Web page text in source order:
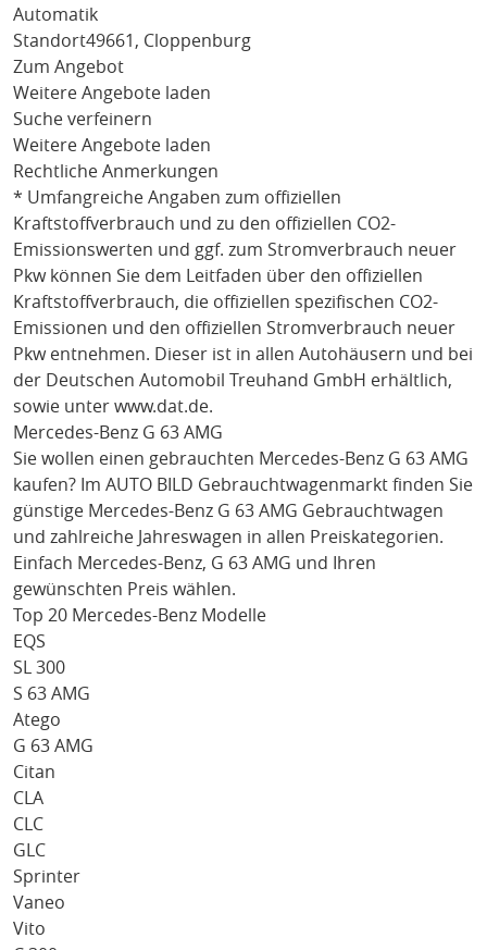
Automatik
Standort49661, Cloppenburg
Zum Angebot
Weitere Angebote laden
Suche verfeinern
Weitere Angebote laden
Rechtliche Anmerkungen
* Umfangreiche Angaben zum offiziellen
Kraftstoffverbrauch und zu den offiziellen CO2-
Emissionswerten und ggf. zum Stromverbrauch neuer
Pkw können Sie dem Leitfaden über den offiziellen
Kraftstoffverbrauch, die offiziellen spezifischen CO2-
Emissionen und den offiziellen Stromverbrauch neuer
Pkw entnehmen. Dieser ist in allen Autohäusern und bei
der Deutschen Automobil Treuhand GmbH erhältlich,
sowie unter www.dat.de.
Mercedes-Benz G 63 AMG
Sie wollen einen gebrauchten Mercedes-Benz G 63 AMG
kaufen? Im AUTO BILD Gebrauchtwagenmarkt finden Sie
günstige Mercedes-Benz G 63 AMG Gebrauchtwagen
und zahlreiche Jahreswagen in allen Preiskategorien.
Einfach Mercedes-Benz, G 63 AMG und Ihren
gewünschten Preis wählen.
Top 20 Mercedes-Benz Modelle
EQS
SL 300
S 63 AMG
Atego
G 63 AMG
Citan
CLA
CLC
GLC
Sprinter
Vaneo
Vito